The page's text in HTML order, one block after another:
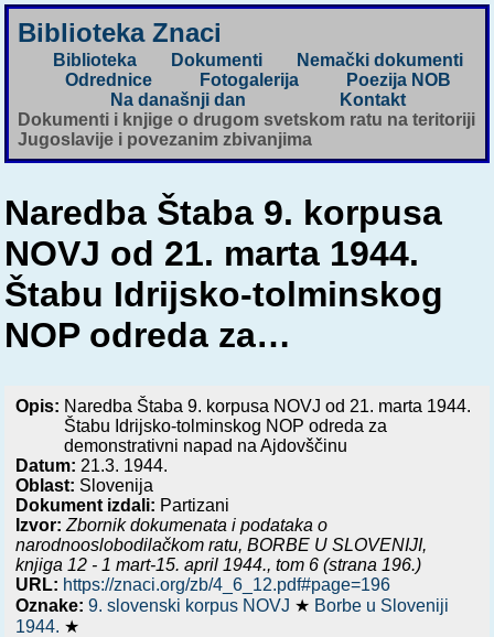
Biblioteka Znaci
Biblioteka Dokumenti
Nemački dokumenti
Odrednice
Fotogalerija
Poezija NOB
Na današnji dan
Kontakt
Dokumenti i knjige o drugom svetskom ratu na teritoriji
Jugoslavije i povezanim zbivanjima
Naredba Štaba 9. korpusa
NOVJ od 21. marta 1944.
Štabu Idrijsko-tolminskog
NOP odreda za…
Opis: Naredba Štaba 9. korpusa NOVJ od 21. marta 1944.
Štabu Idrijsko-tolminskog NOP odreda za
demonstrativni napad na Ajdovščinu
Datum: 21.3. 1944.
Oblast: Slovenija
Dokument izdali: Partizani
Izvor: Zbornik dokumenata i podataka o
narodnooslobodilačkom ratu,BORBE U SLOVENIJI,
knjiga 12 - 1 mart-15. april 1944., tom 6 (strana 196.)
URL: https://znaci.org/zb/4_6_12.pdf#page=196
Oznake:9. slovenski korpus NOVJ ★ Borbe u Sloveniji
1944. ★